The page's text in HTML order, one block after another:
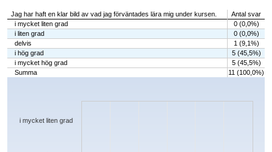
Jag har haft en klar bild av vad jag förväntades lära mig under kursen.
Antal svar
i mycket liten grad
0 (0,0%)
i liten grad
0 (0,0%)
delvis
1 (9,1%)
i hög grad
5 (45,5%)
i mycket hög grad
5 (45,5%)
Summa
11 (100,0%)
Chart
The chart has 1 X axis displaying categories.
i mycket liten grad